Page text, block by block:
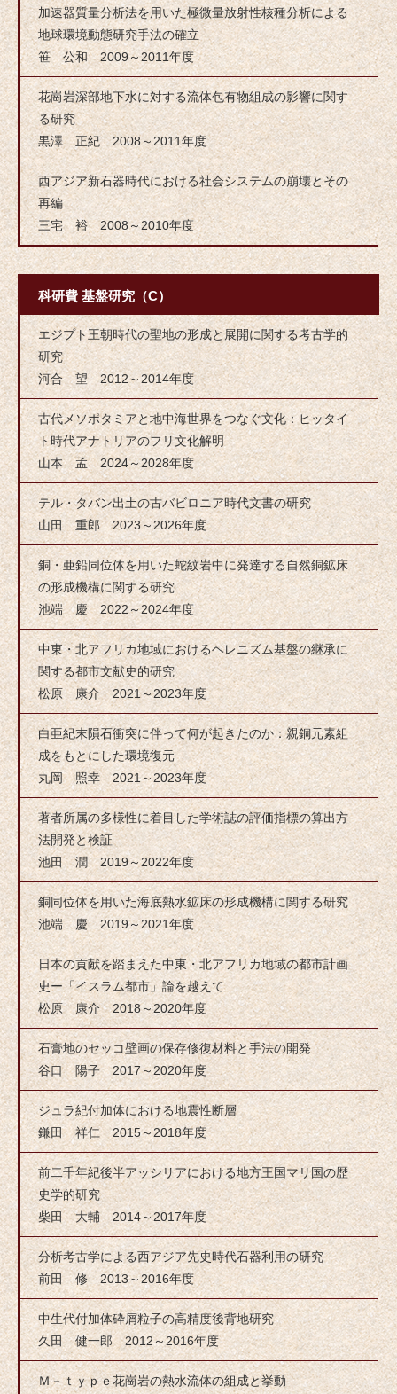
加速器質量分析法を用いた極微量放射性核種分析による
地球環境動態研究手法の確立
笹 公和 2009～2011年度
花崗岩深部地下水に対する流体包有物組成の影響に関す
る研究
黒澤 正紀 2008～2011年度
西アジア新石器時代における社会システムの崩壊とその
再編
三宅 裕 2008～2010年度
科研費 基盤研究（C）
エジプト王朝時代の聖地の形成と展開に関する考古学的
研究
河合 望 2012～2014年度
古代メソポタミアと地中海世界をつなぐ文化：ヒッタイ
ト時代アナトリアのフリ文化解明
山本 孟 2024～2028年度
テル・タバン出土の古バビロニア時代文書の研究
山田 重郎 2023～2026年度
銅・亜鉛同位体を用いた蛇紋岩中に発達する自然銅鉱床
の形成機構に関する研究
池端 慶 2022～2024年度
中東・北アフリカ地域におけるヘレニズム基盤の継承に
関する都市文献史的研究
松原 康介 2021～2023年度
白亜紀末隕石衝突に伴って何が起きたのか：親銅元素組
成をもとにした環境復元
丸岡 照幸 2021～2023年度
著者所属の多様性に着目した学術誌の評価指標の算出方
法開発と検証
池田 潤 2019～2022年度
銅同位体を用いた海底熱水鉱床の形成機構に関する研究
池端 慶 2019～2021年度
日本の貢献を踏まえた中東・北アフリカ地域の都市計画
史ー「イスラム都市」論を越えて
松原 康介 2018～2020年度
石膏地のセッコ壁画の保存修復材料と手法の開発
谷口 陽子 2017～2020年度
ジュラ紀付加体における地震性断層
鎌田 祥仁 2015～2018年度
前二千年紀後半アッシリアにおける地方王国マリ国の歴
史学的研究
柴田 大輔 2014～2017年度
分析考古学による西アジア先史時代石器利用の研究
前田 修 2013～2016年度
中生代付加体砕屑粒子の高精度後背地研究
久田 健一郎 2012～2016年度
Ｍ－ｔｙｐｅ花崗岩の熱水流体の組成と挙動